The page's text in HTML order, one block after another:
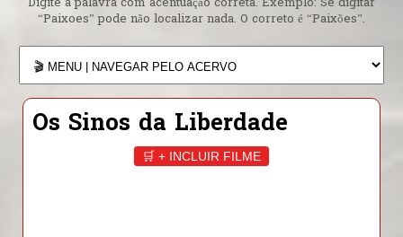
“Paixoes” pode não localizar nada. O correto é “Paixões”.
Os Sinos da Liberdade
🛒 + INCLUIR FILME